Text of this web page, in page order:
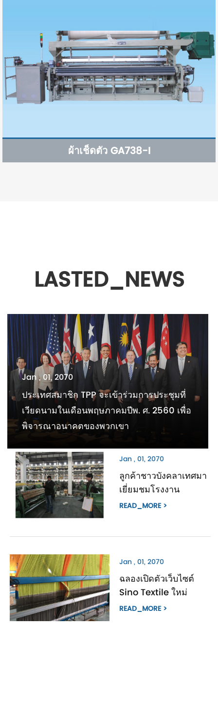
ผ้าเช็ดตัว GA738-I
LASTED_NEWS
Jan , 01, 2070
ประเทศสมาชิก TPP จะเข้าร่วมการประชุมที่
เวียดนามในเดือนพฤษภาคมปีพ. ศ. 2560 เพื่อ
พิจารณาอนาคตของพวกเขา
Jan , 01, 2070
ลูกค้าชาวบังคลาเทศมา
เยี่ยมชมโรงงาน
READ_MORE >
Jan , 01, 2070
ฉลองเปิดตัวเว็บไซต์
Sino Textile ใหม่
READ_MORE >